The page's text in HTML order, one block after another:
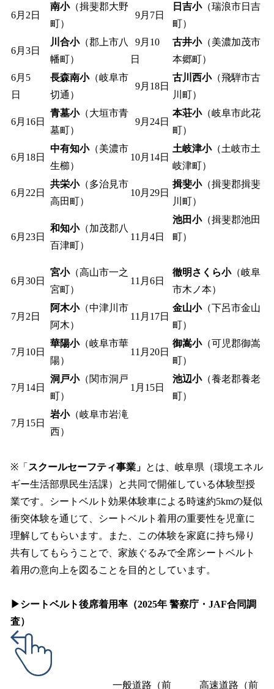
6月2日
南小（揖斐郡大野
町）
9月7日
日吉小（瑞浪市日吉
町）
6月3日
川合小（郡上市八
幡町）
9月10
日
古井小（美濃加茂市
本郷町）
6月5
日
長森南小（岐阜市
切通）
9月18日
古川西小（飛騨市古
川町）
6月16日
青墓小（大垣市青
墓町）
9月24日
本荘小（岐阜市此花
町）
6月18日
中有知小（美濃市
生櫛）
10月14日
土岐津小（土岐市土
岐津町）
6月22日
共栄小（多治見市
高田町）
10月29日
揖斐小（揖斐郡揖斐
川町）
6月23日
和知小（加茂郡八
百津町）
11月4日
池田小（揖斐郡池田
町）
6月30日
宮小（高山市一之
宮町）
11月6日
徹明さくら小（岐阜
市木ノ本）
7月2日
阿木小（中津川市
阿木）
11月17日
金山小（下呂市金山
町）
7月10日
華陽小（岐阜市華
陽）
11月20日
御嵩小（可児郡御嵩
町）
7月14日
洞戸小（関市洞戸
町）
1月15日
池辺小（養老郡養老
町）
7月15日
岩小（岐阜市岩滝
西）
※「 スクールセーフティ事業」 とは、岐阜県（環境エネル
ギー生活部県民生活課）と共同で開催している体験型授
業です。シートベルト効果体験車による時速約5kmの疑似
衝突体験を通じて、シートベルト着用の重要性を児童に
理解してもらいます。また、この体験を家庭に持ち帰り
共有してもらうことで、家族ぐるみで全席シートベルト
着用の意向上を図ることを目的としています。
▶シートベルト後席着用率（2025年 警察庁・JAF合同調
査）
一般道路（前 高速道路（前